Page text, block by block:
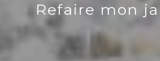
Refaire mon